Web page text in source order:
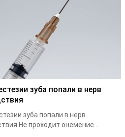
зуба попали в нерв
зуба попали в нерв
Не проходит онемение...